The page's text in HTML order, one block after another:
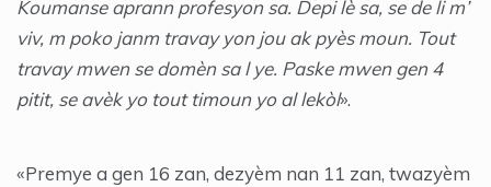
Koumanse aprann profesyon sa. Depi lè sa, se de li m’
viv, m poko janm travay yon jou ak pyès moun. Tout
travay mwen se domèn sa l ye. Paske mwen gen 4
pitit, se avèk yo tout timoun yo al lekòl».
«Premye a gen 16 zan, dezyèm nan 11 zan, twazyèm